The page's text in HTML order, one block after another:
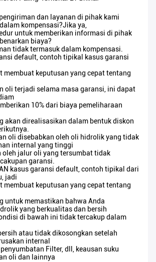
dan layanan di pihak kami
kompensasi?Jika ya,
untuk memberikan informasi di pihak
biaya?
tidak termasuk dalam kompensasi.
default, contoh tipikal kasus garansi
membuat keputusan yang cepat tentang
oli terjadi selama masa garansi, ini dapat
10% dari biaya pemeliharaan
akan direalisasikan dalam bentuk diskon
oli disebabkan oleh oli hidrolik yang tidak
internal yang tinggi
oleh jalur oli yang tersumbat tidak
garansi.
kasus garansi default, contoh tipikal dari
jadi
membuat keputusan yang cepat tentang
untuk memastikan bahwa Anda
yang berkualitas dan bersih
di bawah ini tidak tercakup dalam
atau tidak dikosongkan setelah
internal
Filter, dll, keausan suku
oli dan lainnya